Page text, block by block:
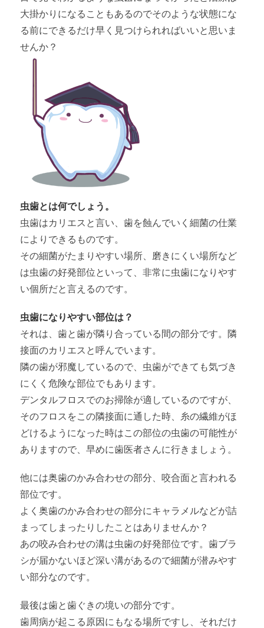
大掛かりになることもあるのでそのような状態にな
る前にできるだけ早く見つけられればいいと思いま
せんか？
虫歯とは何でしょう。
虫歯はカリエスと言い、歯を蝕んでいく細菌の仕業
によりできるものです。
その細菌がたまりやすい場所、磨きにくい場所など
は虫歯の好発部位といって、非常に虫歯になりやす
い個所だと言えるのです。
虫歯になりやすい部位は？
それは、歯と歯が隣り合っている間の部分です。隣
接面のカリエスと呼んでいます。
隣の歯が邪魔しているので、虫歯ができても気づき
にくく危険な部位でもあります。
デンタルフロスでのお掃除が適しているのですが、
そのフロスをこの隣接面に通した時、糸の繊維がほ
どけるようになった時はこの部位の虫歯の可能性が
ありますので、早めに歯医者さんに行きましょう。
他には奥歯のかみ合わせの部分、咬合面と言われる
部位です。
よく奥歯のかみ合わせの部分にキャラメルなどが詰
まってしまったりしたことはありませんか？
あの咬み合わせの溝は虫歯の好発部位です。歯ブラ
シが届かないほど深い溝があるので細菌が潜みやす
い部分なのです。
最後は歯と歯ぐきの境いの部分です。
歯周病が起こる原因にもなる場所ですし、それだけ